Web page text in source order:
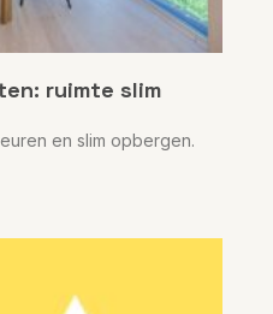
ruimte slim
en slim opbergen.